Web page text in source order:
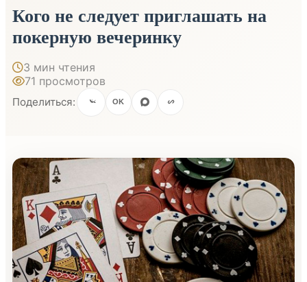
Кого не следует приглашать на
покерную вечеринку
3 мин чтения
71 просмотров
Поделиться: OK